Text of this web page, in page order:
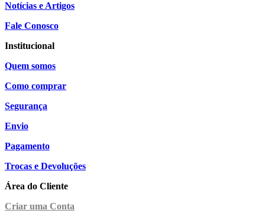
Notícias e Artigos
Fale Conosco
Institucional
Quem somos
Como comprar
Segurança
Envio
Pagamento
Trocas e Devoluções
Área do Cliente
Criar uma Conta